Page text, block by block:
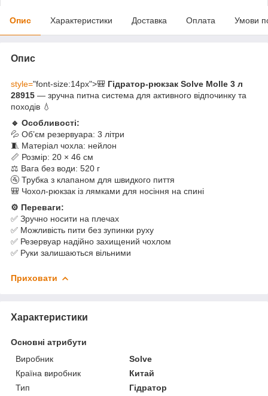
Опис Характеристики Доставка Оплата Умови
Опис
style="font-size:14px">🎒 Гідратор-рюкзак Solve Molle 3 л
28915 — зручна питна система для активного відпочинку та
походів 💧
🔹 Особливості:
💦 Об’єм резервуара: 3 літри
🧵 Матеріал чохла: нейлон
📏 Розмір: 20 × 46 см
⚖ Вага без води: 520 г
🚰 Трубка з клапаном для швидкого пиття
🎒 Чохол-рюкзак із лямками для носіння на спині
⚙️ Переваги:
✅ Зручно носити на плечах
✅ Можливість пити без зупинки руху
✅ Резервуар надійно захищений чохлом
✅ Руки залишаються вільними
Приховати
Характеристики
Основні атрибути
Виробник
Solve
Країна виробник
Китай
Тип
Гідратор